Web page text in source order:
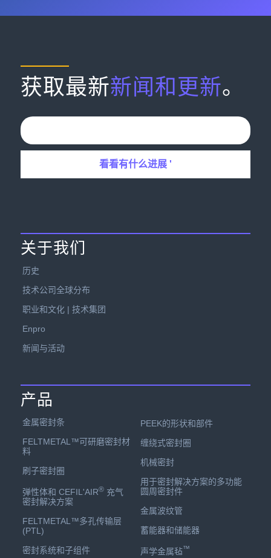
获取最新新闻和更新。
关于我们
历史
技术公司全球分布
职业和文化 | 技术集团
Enpro
新闻与活动
产品
金属密封条
FELTMETAL™可研磨密封材
料
刷子密封圈
弹性体和 CEFIL'AIR®充气
密封解决方案
FELTMETAL™多孔传输层
(PTL)
密封系统和子组件
PEEK的形状和部件
缠绕式密封圈
机械密封
用于密封解决方案的多功能
圆周密封件
金属波纹管
蓄能器和储能器
声学金属毡™